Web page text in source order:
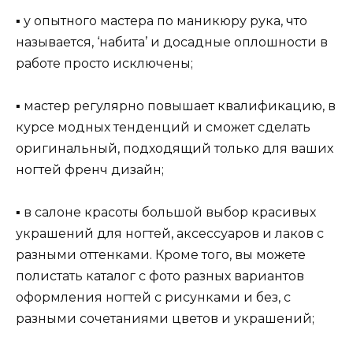
▪ у опытного мастера по маникюру рука, что
называется, ‘набита’ и досадные оплошности в
работе просто исключены;
▪ мастер регулярно повышает квалификацию, в
курсе модных тенденций и сможет сделать
оригинальный, подходящий только для ваших
ногтей френч дизайн;
▪ в салоне красоты большой выбор красивых
украшений для ногтей, аксессуаров и лаков с
разными оттенками. Кроме того, вы можете
полистать каталог с фото разных вариантов
оформления ногтей с рисунками и без, с
разными сочетаниями цветов и украшений;